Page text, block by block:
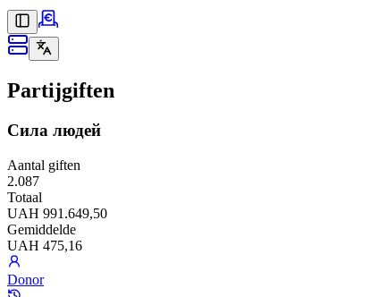
Partijgiften
Сила людей
Aantal giften
2.087
Totaal
UAH 991.649,50
Gemiddelde
UAH 475,16
Donor